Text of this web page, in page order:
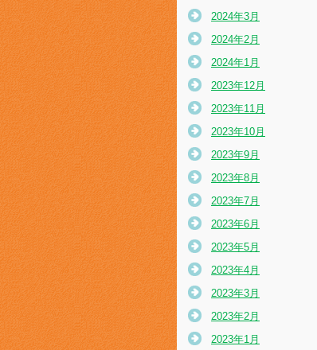
2024年3月
2024年2月
2024年1月
2023年12月
2023年11月
2023年10月
2023年9月
2023年8月
2023年7月
2023年6月
2023年5月
2023年4月
2023年3月
2023年2月
2023年1月